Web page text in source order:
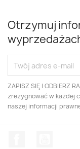
Otrzymuj
ZAPISZ SIĘ I ODBIERZ
zrezygnować w każdej
naszej informacji